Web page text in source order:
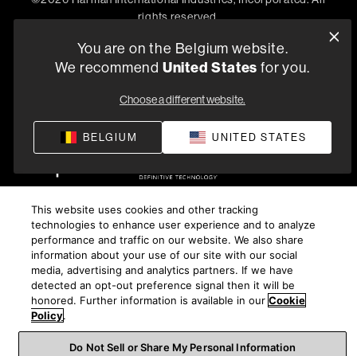
rights reserved.
You are on the Belgium website.
We recommend United States for you.
Choose a different website.
BELGIUM UNITED STATES
This website uses cookies and other tracking
technologies to enhance user experience and to analyze
performance and traffic on our website. We also share
information about your use of our site with our social
media, advertising and analytics partners. If we have
detected an opt-out preference signal then it will be
honored. Further information is available in our Cookie
Policy.
Do Not Sell or Share My Personal Information